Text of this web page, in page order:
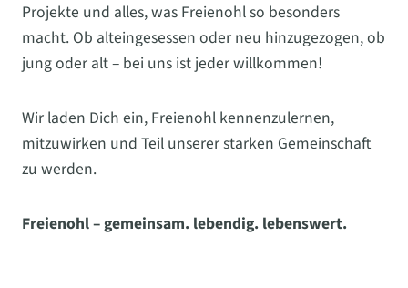
Projekte und alles, was Freienohl so besonders
macht. Ob alteingesessen oder neu hinzugezogen, ob
jung oder alt – bei uns ist jeder willkommen!
Wir laden Dich ein, Freienohl kennenzulernen,
mitzuwirken und Teil unserer starken Gemeinschaft
zu werden.
Freienohl – gemeinsam. lebendig. lebenswert.